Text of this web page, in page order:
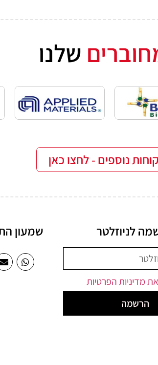
שלנו
נוספים - לחצו כאן
לניוזלטר
מדיניות הפרטיות
הרשמה
שמעון התרסי